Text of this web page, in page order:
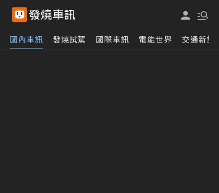
國內車訊 發燒試駕 國際車訊 電能世界 交通新訊